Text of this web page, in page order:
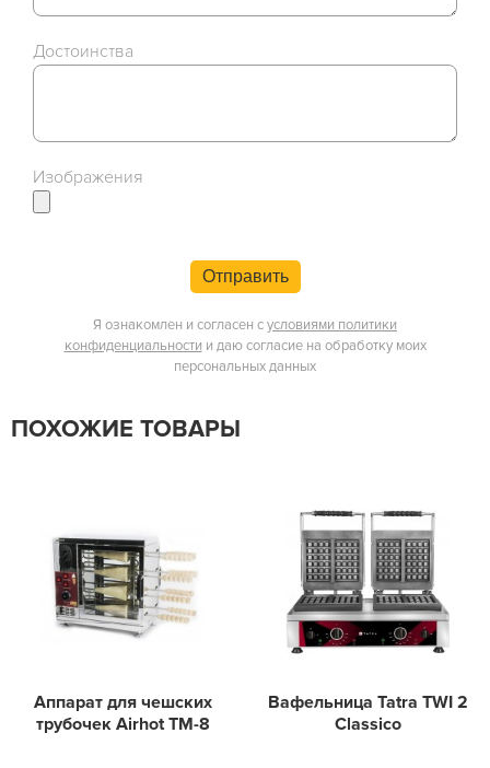
Достоинства
Изображения
Отправить
Я ознакомлен и согласен сусловиями политики
конфиденциальности и даю согласие на обработку моих
персональных данных
ПОХОЖИЕ ТОВАРЫ
Аппарат для чешских
трубочек Airhot TM-8
Вафельница Tatra TWI 2
Classico